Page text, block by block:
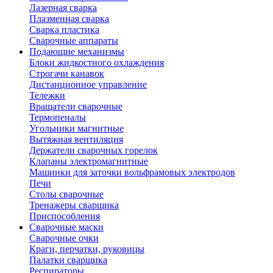
Лазерная сварка
Плазменная сварка
Сварка пластика
Сварочные аппараты
Подающие механизмы
Блоки жидкостного охлаждения
Строгачи канавок
Дистанционное управление
Тележки
Вращатели сварочные
Термопеналы
Угольники магнитные
Вытяжная вентиляция
Держатели сварочных горелок
Клапаны электромагнитные
Машинки для заточки вольфрамовых электродов
Печи
Столы сварочные
Тренажеры сварщика
Приспособления
Сварочные маски
Сварочные очки
Краги, перчатки, руковицы
Палатки сварщика
Респираторы